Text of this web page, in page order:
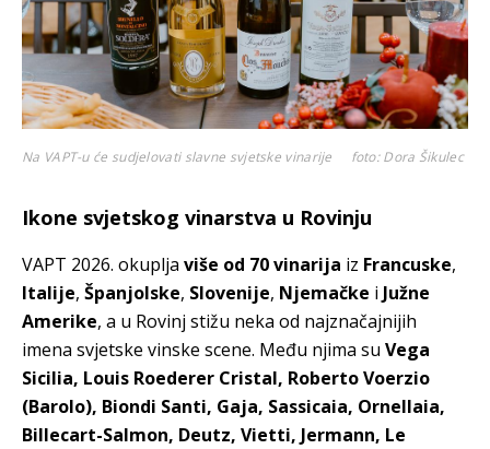
Na VAPT-u će sudjelovati slavne svjetske vinarije foto: Dora Šikulec
Ikone svjetskog vinarstva u Rovinju
VAPT 2026. okuplja više od 70 vinarija iz Francuske,
Italije, Španjolske, Slovenije, Njemačke i Južne
Amerike, a u Rovinj stižu neka od najznačajnijih
imena svjetske vinske scene. Među njima su Vega
Sicilia, Louis Roederer Cristal, Roberto Voerzio
(Barolo), Biondi Santi, Gaja, Sassicaia, Ornellaia,
Billecart-Salmon, Deutz, Vietti, Jermann, Le